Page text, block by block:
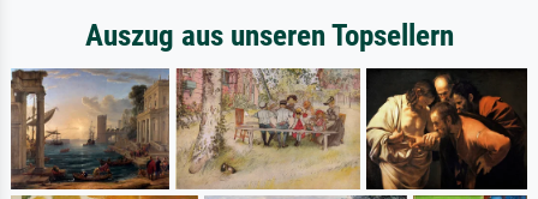
Auszug aus unseren Topsellern